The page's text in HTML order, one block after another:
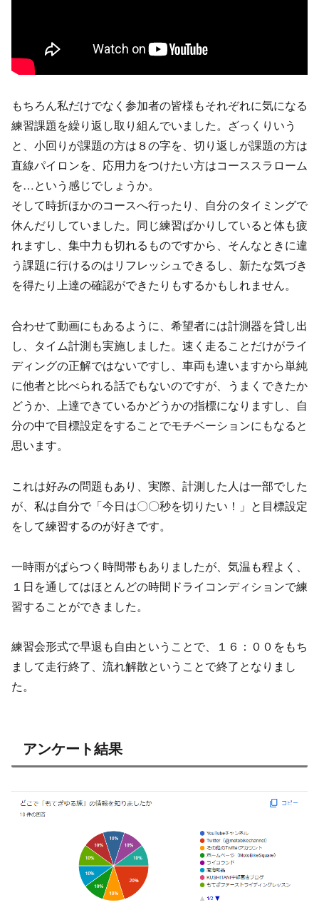
もちろん私だけでなく参加者の皆様もそれぞれに気になる
練習課題を繰り返し取り組んでいました。ざっくりいう
と、小回りが課題の方は８の字を、切り返しが課題の方は
直線パイロンを、応用力をつけたい方はコーススラローム
を…という感じでしょうか。
そして時折ほかのコースへ行ったり、自分のタイミングで
休んだりしていました。同じ練習ばかりしていると体も疲
れますし、集中力も切れるものですから、そんなときに違
う課題に行けるのはリフレッシュできるし、新たな気づき
を得たり上達の確認ができたりもするかもしれません。
合わせて動画にもあるように、希望者には計測器を貸し出
し、タイム計測も実施しました。速く走ることだけがライ
ディングの正解ではないですし、車両も違いますから単純
に他者と比べられる話でもないのですが、うまくできたか
どうか、上達できているかどうかの指標になりますし、自
分の中で目標設定をすることでモチベーションにもなると
思います。
これは好みの問題もあり、実際、計測した人は一部でした
が、私は自分で「今日は〇〇秒を切りたい！」と目標設定
をして練習するのが好きです。
一時雨がぱらつく時間帯もありましたが、気温も程よく、
１日を通してはほとんどの時間ドライコンディションで練
習することができました。
練習会形式で早退も自由ということで、１６：００をもち
まして走行終了、流れ解散ということで終了となりまし
た。
アンケート結果